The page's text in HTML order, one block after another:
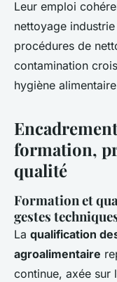
Leur emploi
nettoyage
procédures de
contamination
hygiène
formation,
qualité
Formation et
gestes
La qualification
agroalimentaire
continue, axée sur